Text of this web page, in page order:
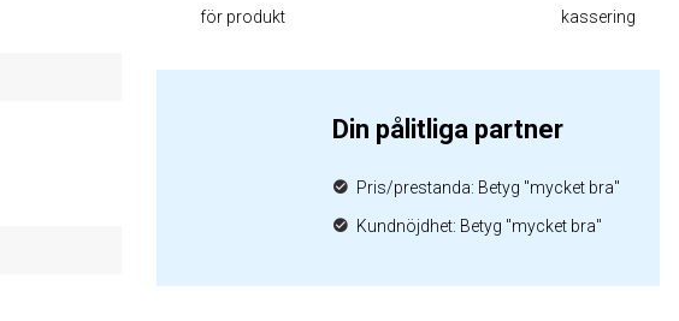
för produkt
kassering
Din pålitliga partner
Pris/prestanda: Betyg "mycket bra"
Kundnöjdhet: Betyg "mycket bra"